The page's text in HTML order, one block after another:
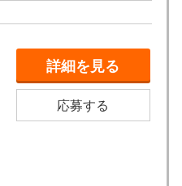
詳細を見る
応募する